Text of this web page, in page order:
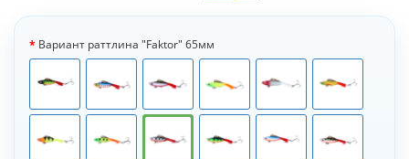
Вариант раттлина "Faktor" 65мм